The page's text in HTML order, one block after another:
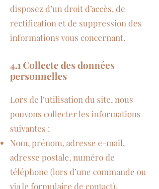
disposez d’un droit d’accès, de
rectification et de suppression des
informations vous concernant.
4.1 Collecte des données
personnelles
Lors de l’utilisation du site, nous
pouvons collecter les informations
suivantes :
Nom, prénom, adresse e-mail,
adresse postale, numéro de
téléphone (lors d’une commande ou
via le formulaire de contact).